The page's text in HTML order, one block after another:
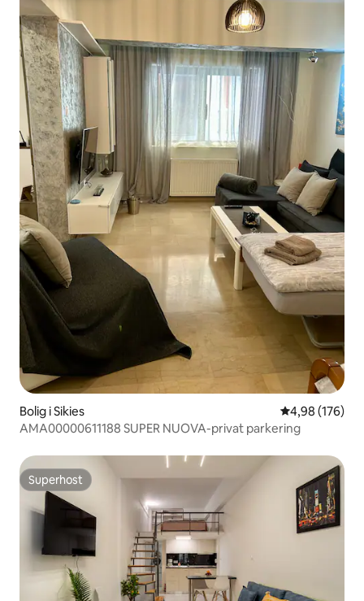
Bolig i Sikies 4,98 ud af 5 i
4,98 (176)
AMA00000611188 SUPER NUOVA-privat parkering
Superhost
Superhost